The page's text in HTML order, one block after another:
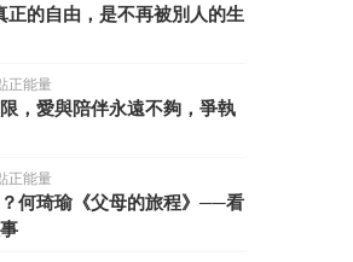
正的自由，是不再被別人的生
正能量
，愛與陪伴永遠不夠，爭執
正能量
何琦瑜《父母的旅程》──看